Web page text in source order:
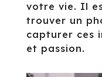
votre vie. Il
trouver un
capturer ces
et passion.